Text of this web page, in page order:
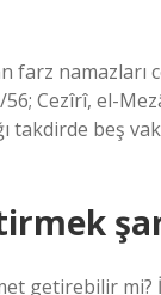
farz namazları
Cezîrî, el-
takdirde beş
getirebilir